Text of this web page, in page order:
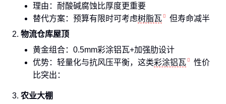
理由：耐酸碱腐蚀比厚度更重要
替代方案：预算有限时可考虑树脂瓦
但寿命减半
物流仓库屋顶
黄金组合：0.5mm彩涂铝瓦+加强肋设计
优势：轻量化与抗风压平衡，这类彩涂铝瓦
性价
比突出：
农业大棚